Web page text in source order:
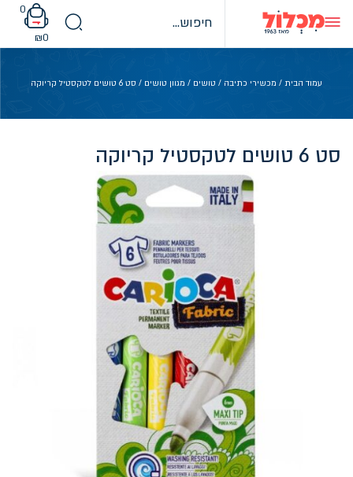
content
0
₪0
עמוד הבית / מכשירי כתיבה / טושים / מגוון טושים / סט 6 טושים לטקסטיל קריוקה
סט 6 טושים לטקסטיל קריוקה